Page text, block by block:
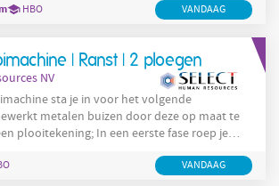
en bewaakt de technische kwaliteit Je ziet
HBO VANDAAG
| Ranst | 2 ploegen
NV
sta je in voor het volgende
In een eerste fase roep je
om de machine zelfstandig te programmeren;
VANDAAG